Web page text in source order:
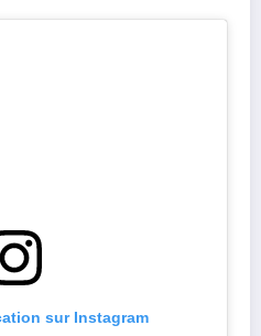
sur Instagram